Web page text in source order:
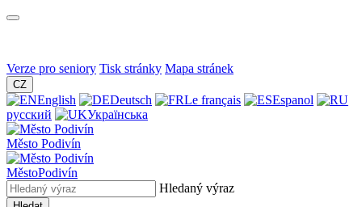
Verze pro seniory Tisk stránky Mapa stránek
CZ
English Deutsch Le français
Espanol
русский
Українська
Město Podivín
MěstoPodivín
Hledaný výraz